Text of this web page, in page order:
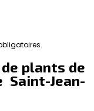
plants de
Jean-